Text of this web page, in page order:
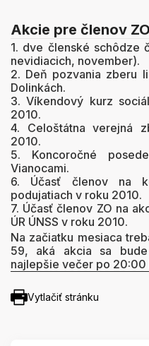
Akcie pre členov
1. dve členské schôdze
nevidiacich, november).
2. Deň pozvania zberu
Dolinkách.
3. Víkendový kurz
2010.
4. Celoštátna verejná
2010.
5. Koncoročné
Vianocami.
6. Účasť členov na
podujatiach v roku 2010.
7. Účasť členov ZO na
ÚR ÚNSS v roku 2010.
Na začiatku mesiaca
59, aká akcia sa
najlepšie večer po 20:00
Vytlačiť stránku